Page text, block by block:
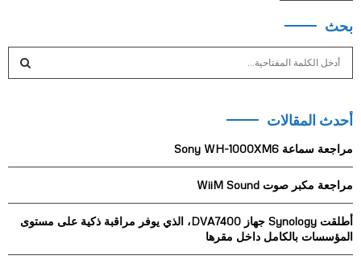
بحث
c
f
r
:
C
H
أحدث المقالات
مراجعة سماعة Sony WH-1000XM6
مراجعة مكبر صوت WiiM Sound
أطلقت Synology جهاز DVA7400، الذي يوفر مراقبة ذكية على مستوى
المؤسسات بالكامل داخل مقرها